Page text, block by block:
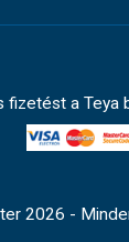
fizetést a Teya
2026 -